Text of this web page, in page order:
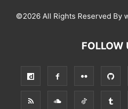
©2026 All Rights Reserved By
FOLLOW